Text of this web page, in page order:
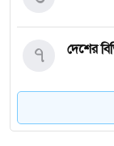
দেশের
৭
নগরীর
রাসিক